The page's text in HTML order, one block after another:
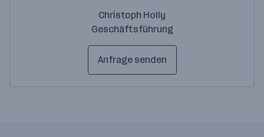
Christoph Holly
Geschäftsführung
Anfrage senden